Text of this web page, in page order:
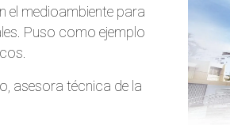
el medioambiente para
Puso como ejemplo
asesora técnica de la